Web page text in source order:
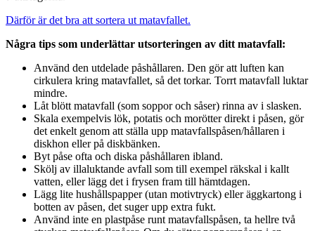
Därför är det bra att sortera ut matavfallet.
Några tips som underlättar utsorteringen av ditt matavfall:
Använd den utdelade påshållaren. Den gör att luften kan
cirkulera kring matavfallet, så det torkar. Torrt matavfall luktar
mindre.
Låt blött matavfall (som soppor och såser) rinna av i slasken.
Skala exempelvis lök, potatis och morötter direkt i påsen, gör
det enkelt genom att ställa upp matavfallspåsen/hållaren i
diskhon eller på diskbänken.
Byt påse ofta och diska påshållaren ibland.
Skölj av illaluktande avfall som till exempel räkskal i kallt
vatten, eller lägg det i frysen fram till hämtdagen.
Lägg lite hushållspapper (utan motivtryck) eller äggkartong i
botten av påsen, det suger upp extra fukt.
Använd inte en plastpåse runt matavfallspåsen, ta hellre två